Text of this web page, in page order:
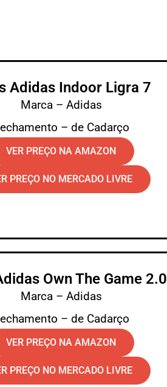
Adidas Indoor Ligra 7
Marca – Adidas
– de Cadarço
VER PREÇO NA AMAZON
PREÇO NO MERCADO LIVRE
Own The Game 2.0
Marca – Adidas
– de Cadarço
VER PREÇO NA AMAZON
PREÇO NO MERCADO LIVRE